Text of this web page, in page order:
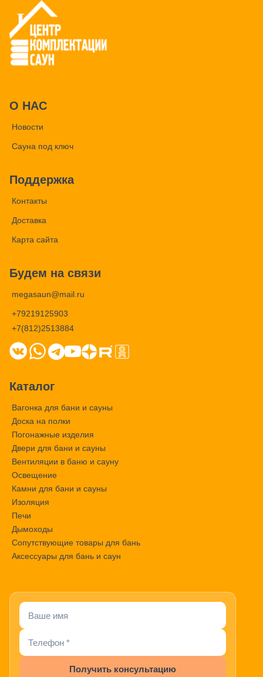
О НАС
Новости
Сауна под ключ
Поддержка
Контакты
Доставка
Карта сайта
Будем на связи
megasaun@mail.ru
+79219125903
+7(812)2513884
Каталог
Вагонка для бани и сауны
Доска на полки
Погонажные изделия
Двери для бани и сауны
Вентиляции в баню и сауну
Освещение
Камни для бани и сауны
Изоляция
Печи
Дымоходы
Сопутствующие товары для бань
Аксессуары для бань и саун
Получить консультацию